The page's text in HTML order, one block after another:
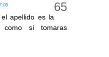
apellido es la
como si tomaras